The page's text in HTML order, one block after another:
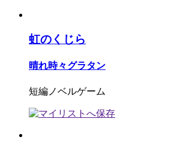
虹のくじら
晴れ時々グラタン
短編ノベルゲーム